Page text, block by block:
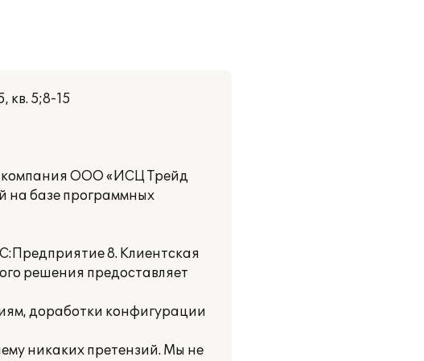
5;8-15
компания ООО «ИСЦ Трейд
на базе программных
8. Клиентская
решения предоставляет
доработки конфигурации
никаких претензий. Мы не